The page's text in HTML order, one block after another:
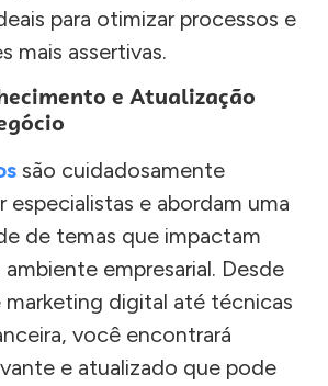
para otimizar processos e
mais assertivas.
e Atualização
são cuidadosamente
especialistas e abordam uma
de temas que impactam
empresarial. Desde
marketing digital até técnicas
você encontrará
e atualizado que pode